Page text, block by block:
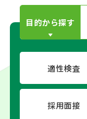
目的から探す
適性検査
採用面接